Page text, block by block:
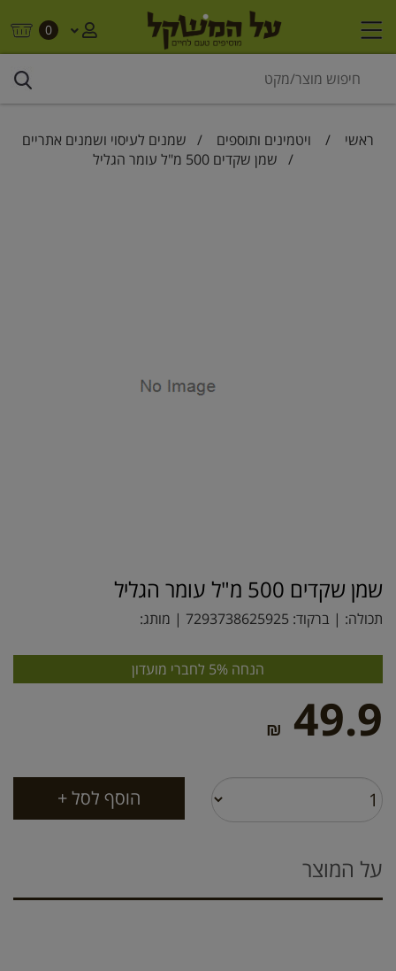
0
ראשי / ויטמינים ותוספים / שמנים לעיסוי ושמנים אתריים
/ שמן שקדים 500 מ"ל עומר הגליל
שמן שקדים 500 מ"ל עומר הגליל
תכולה: | ברקוד: 7293738625925 | מותג:
הנחה 5% לחברי מועדון
49.9
₪
על המוצר